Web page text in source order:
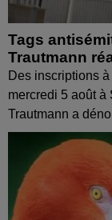
Tags
Trautmann
Des inscriptions
mercredi 5 août à
Trautmann a